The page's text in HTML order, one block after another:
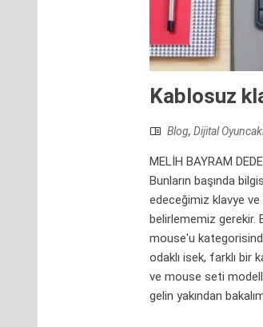
Kablosuz
Blog, Dijital
MELİH BAYRAM
Bunların başında
edeceğimiz klavye ve
belirlememiz gerekir.
mouse'u
odaklı isek, farklı bir
ve mouse seti
gelin yakından